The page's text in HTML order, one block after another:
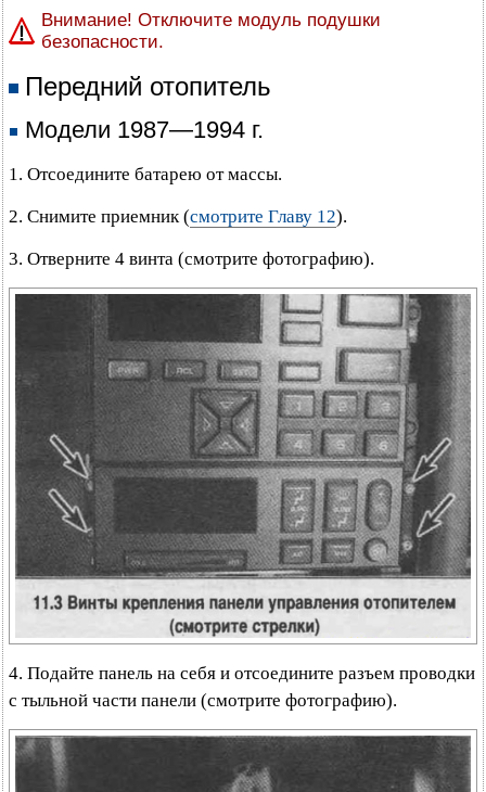
Внимание! Отключите модуль подушки
безопасности.
Передний отопитель
Модели 1987—1994 г.
1. Отсоедините батарею от массы.
2. Снимите приемник (смотрите Главу 12).
3. Отверните 4 винта (смотрите фотографию).
4. Подайте панель на себя и отсоедините разъем проводки
с тыльной части панели (смотрите фотографию).